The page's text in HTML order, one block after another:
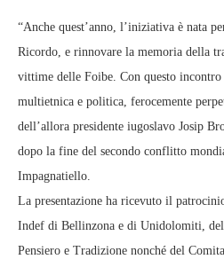
“Anche quest’anno, l’iniziativa è nata
Ricordo, e rinnovare la memoria della
vittime delle Foibe. Con questo
multietnica e politica, ferocemente
dell’allora presidente iugoslavo Josip
dopo la fine del secondo conflitto
Impagnatiello.
La presentazione ha ricevuto il
Indef di Bellinzona e di Unidolomiti,
Pensiero e Tradizione nonché del